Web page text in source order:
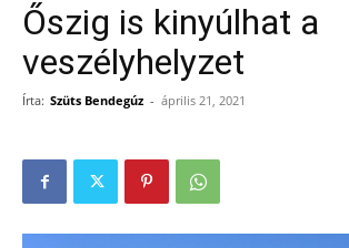
Őszig is kinyúlhat a
veszélyhelyzet
Írta: Szüts Bendegúz - április 21, 2021